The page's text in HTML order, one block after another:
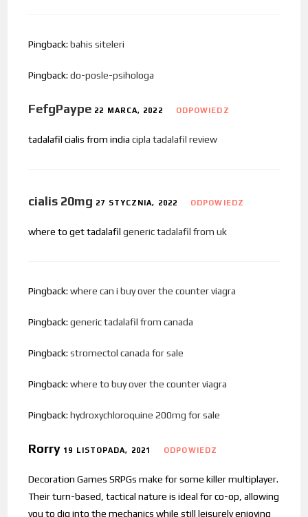
Pingback:bahis siteleri
Pingback:do-posle-psihologa
FefgPaype 22 MARCA, 2022 ODPOWIEDZ
tadalafil cialis from indiacipla tadalafil review
cialis 20mg 27 STYCZNIA, 2022 ODPOWIEDZ
where to get tadalafilgeneric tadalafil from uk
Pingback:where can i buy over the counter viagra
Pingback:generic tadalafil from canada
Pingback:stromectol canada for sale
Pingback:where to buy over the counter viagra
Pingback:hydroxychloroquine 200mg for sale
Rorry 19 LISTOPADA, 2021 ODPOWIEDZ
Decoration Games SRPGs make for some killer multiplayer.
Their turn-based, tactical nature is ideal for co-op, allowing
you to dig into the mechanics while still leisurely enjoying